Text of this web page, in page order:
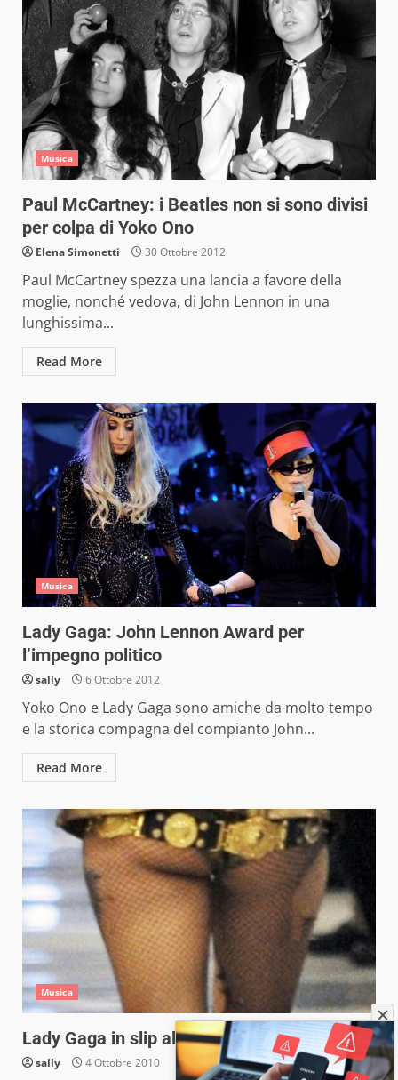
Musica
Paul McCartney: i Beatles non si sono divisi
per colpa di Yoko Ono
Elena Simonetti 30 Ottobre 2012
Paul McCartney spezza una lancia a favore della
moglie, nonché vedova, di John Lennon in una
lunghissima...
Read More
Musica
Lady Gaga: John Lennon Award per
l’impegno politico
sally 6 Ottobre 2012
Yoko Ono e Lady Gaga sono amiche da molto tempo
e la storica compagna del compianto John...
Read More
Musica
Lady Gaga in slip all’aeroporto
sally 4 Ottobre 2010